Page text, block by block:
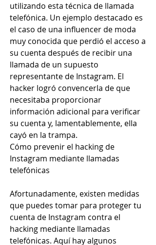
utilizando esta técnica de llamada
telefónica. Un ejemplo destacado es
el caso de una influencer de moda
muy conocida que perdió el acceso a
su cuenta después de recibir una
llamada de un supuesto
representante de Instagram. El
hacker logró convencerla de que
necesitaba proporcionar
información adicional para verificar
su cuenta y, lamentablemente, ella
cayó en la trampa.
Cómo prevenir el hacking de
Instagram mediante llamadas
telefónicas
Afortunadamente, existen medidas
que puedes tomar para proteger tu
cuenta de Instagram contra el
hacking mediante llamadas
telefónicas. Aquí hay algunos